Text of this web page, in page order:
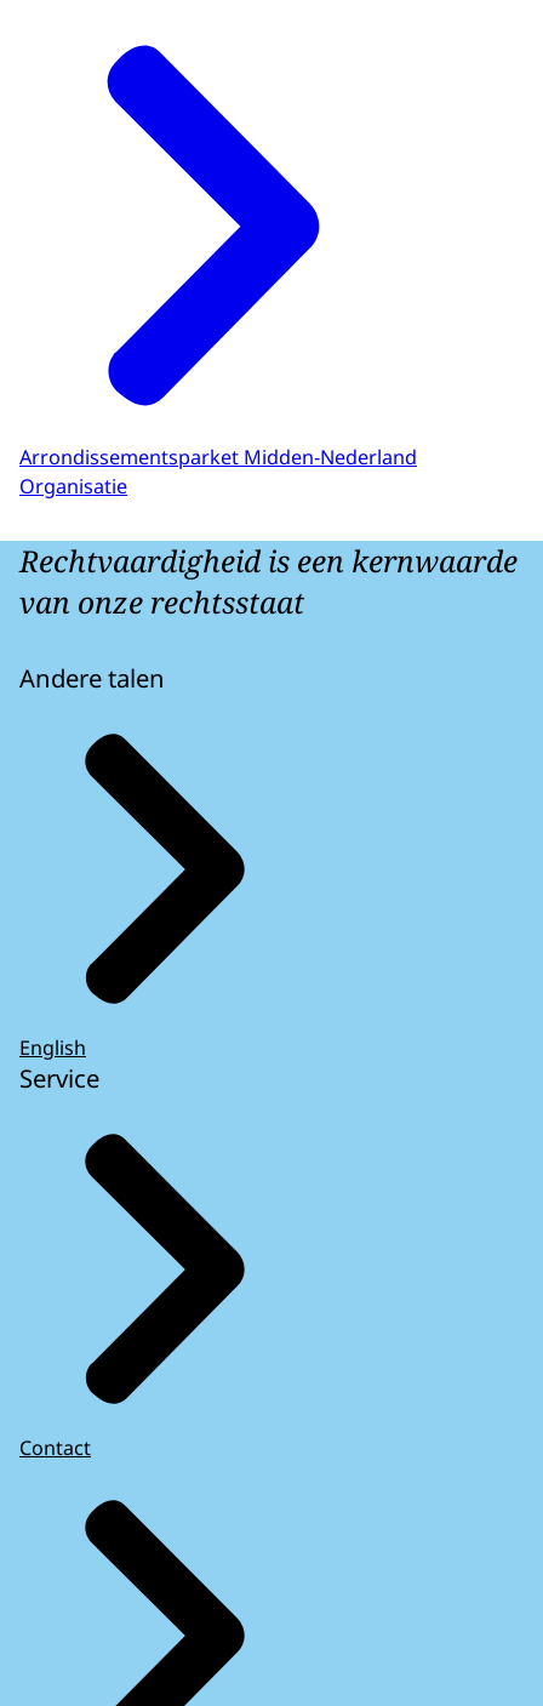
Arrondissementsparket Midden-Nederland
Organisatie
Rechtvaardigheid is een kernwaarde
van onze rechtsstaat
Andere talen
English
Service
Contact